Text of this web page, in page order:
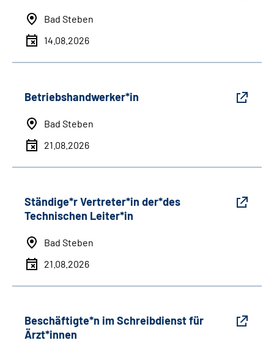
Bad Steben
14.08.2026
Betriebshandwerker*in
Bad Steben
21.08.2026
Ständige*r Vertreter*in der*des
Technischen Leiter*in
Bad Steben
21.08.2026
Beschäftigte*n im Schreibdienst für
Ärzt*innen